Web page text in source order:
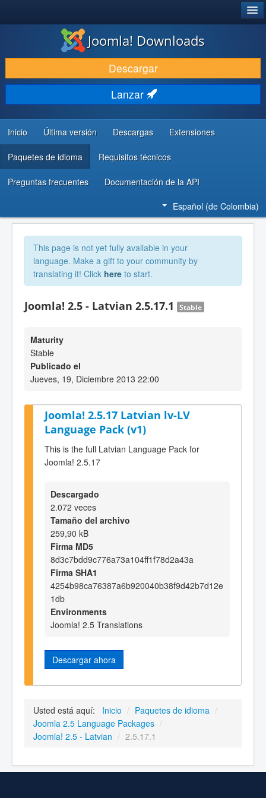
DESCARGAR
DESCUBRE Y APRENDE
COMUNIDAD Y AYUDA
RECURSOS PARA DESARROLLADORES
Joomla! Downloads
Descargar
Lanzar
Inicio Última versión Descargas Extensiones
Paquetes de idioma Requisitos técnicos
Preguntas frecuentes Documentación de la API
Español (de Colombia)
This page is not yet fully available in your
language. Make a gift to your community by
translating it! Click here to start.
Joomla! 2.5 - Latvian 2.5.17.1 Stable
Maturity
Stable
Publicado el
Jueves, 19, Diciembre 2013 22:00
Joomla! 2.5.17 Latvian lv-LV
Language Pack (v1)
This is the full Latvian Language Pack for
Joomla! 2.5.17
Descargado
2.072 veces
Tamaño del archivo
259,90 kB
Firma MD5
8d3c7bdd9c776a73a104ff1f78d2a43a
Firma SHA1
4254b98ca76387a6b920040b38f9d42b7d12e
1db
Environments
Joomla! 2.5 Translations
Descargar ahora
Usted está aquí: Inicio / Paquetes de idioma /
Joomla 2.5 Language Packages /
Joomla! 2.5 - Latvian / 2.5.17.1